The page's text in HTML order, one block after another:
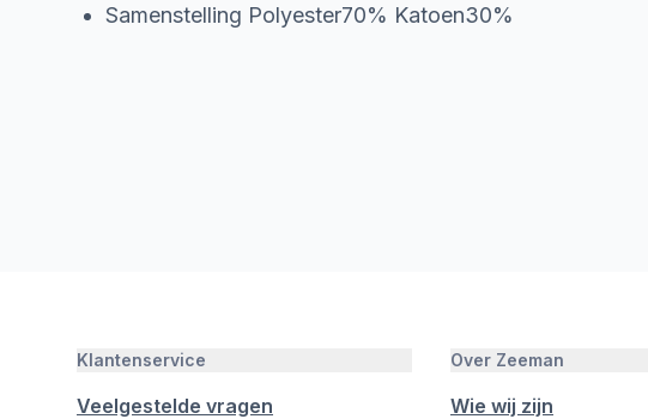
Samenstelling Polyester70% Katoen30%
Klantenservice
Veelgestelde vragen
Over Zeeman
Wie wij zijn